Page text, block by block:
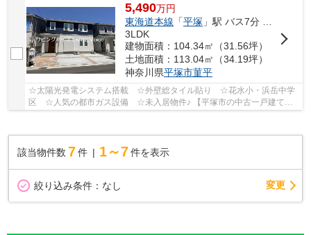
5,490万円
東海道本線 「平塚 」駅 バス7分 「バス停」 停歩2分
3LDK
建物面積：104.34㎡（31.56坪）
土地面積：113.04㎡（34.19坪）
神奈川県平塚市菫平
☆太陽光発電システム搭載 ☆外壁総タイル貼り ☆花水小・浜岳中学
区 ☆人気の都市ガス設備 ☆未入居物件♪ 【平塚市の中古一戸建ての
該当物件数 7件 1～7 件を表示
絞り込み条件： なし 変更